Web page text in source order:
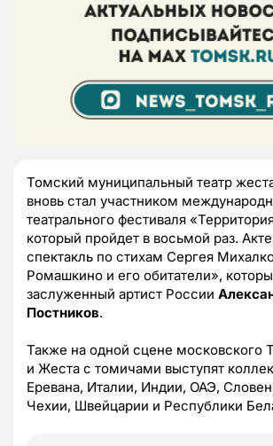
Томский муниципальный театр
вновь стал участником
театрального фестиваля
который пройдет в восьмой раз.
спектакль по стихам Сергея
Ромашкино и его обитатели»,
заслуженный артист России
Постников.
Также на одной сцене московского
и Жеста с томичами выступят
Еревана, Италии, Индии, ОАЭ,
Чехии, Швейцарии и Республики